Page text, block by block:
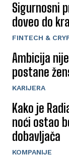
Sigurnosni
doveo do
FINTECH &
Ambicija
postane
KARIJERA
Kako je
noći ostao
dobavljača
KOMPANIJE